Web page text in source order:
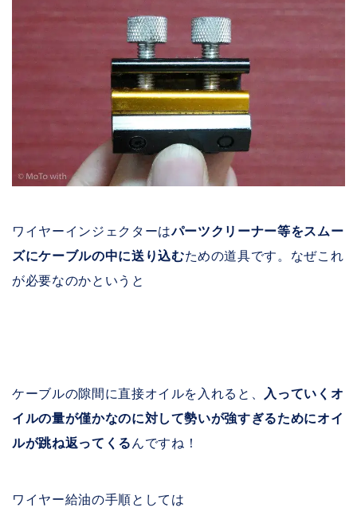
ワイヤーインジェクターはパーツクリーナー等をスムー
ズにケーブルの中に送り込むための道具です。なぜこれ
が必要なのかというと
ケーブルの隙間に直接オイルを入れると、
入っていくオ
イルの量が僅かなのに対して勢いが強すぎるためにオイ
ルが跳ね返ってくる んですね！
ワイヤー給油の手順としては